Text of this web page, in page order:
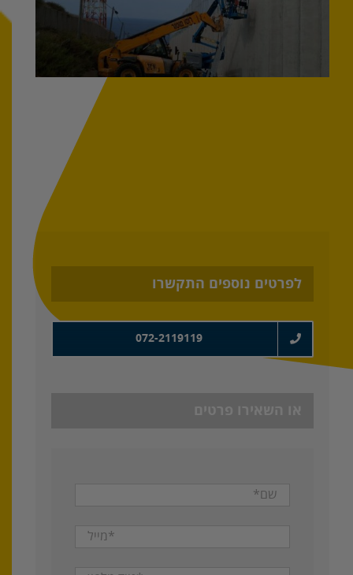
לפרטים נוספים התקשרו
072-2119119